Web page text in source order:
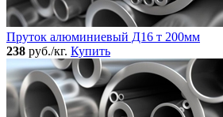
Пруток алюминиевый Д16 т 200мм
238 руб./кг. Купить